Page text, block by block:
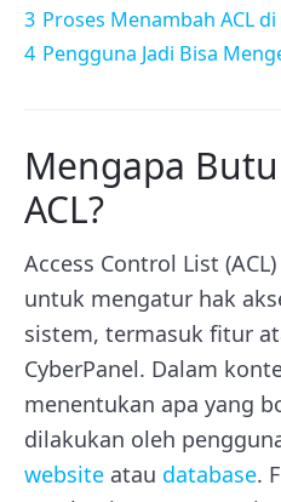
3 Proses Menambah ACL
4 Pengguna Jadi Bisa
Mengapa
ACL?
Access Control List
untuk mengatur hak
sistem, termasuk fitur
CyberPanel. Dalam
menentukan apa yang
dilakukan oleh
website atau database.